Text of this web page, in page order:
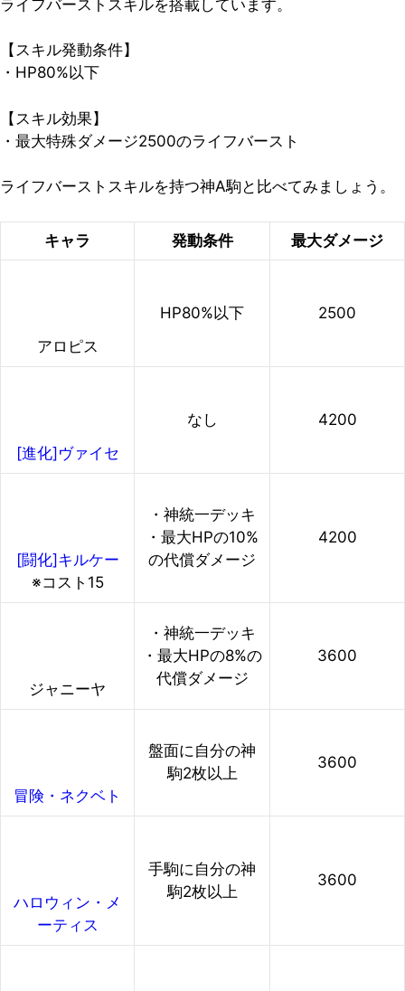
ライフバーストスキルを搭載しています。
【スキル発動条件】
・HP80%以下
【スキル効果】
・最大特殊ダメージ2500のライフバースト
ライフバーストスキルを持つ神A駒と比べてみましょう。
キャラ 発動条件 最大ダメージ
アロピス
HP80%以下 2500
[進化]ヴァイセ
なし 4200
[闘化]キルケー
※コスト15
・神統一デッキ
・最大HPの10%
の代償ダメージ
4200
ジャニーヤ
・神統一デッキ
・最大HPの8%の
代償ダメージ
3600
冒険・ネクベト
盤面に自分の神
駒2枚以上
3600
ハロウィン・メ
ーティス
手駒に自分の神
駒2枚以上
3600